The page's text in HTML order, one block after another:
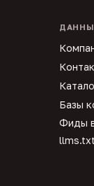
Базы
Фиды
llms.txt